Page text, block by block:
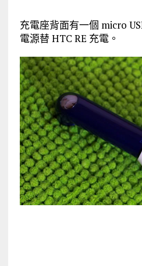
充電座背面有一個 micro
電源替 HTC RE 充電。